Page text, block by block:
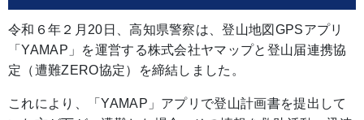
令和６年２月20日、高知県警察は、登山地図GPSアプリ
「YAMAP」を運営する株式会社ヤマップと登山届連携協
定（遭難ZERO協定）を締結しました。
これにより、「YAMAP」アプリで登山計画書を提出して